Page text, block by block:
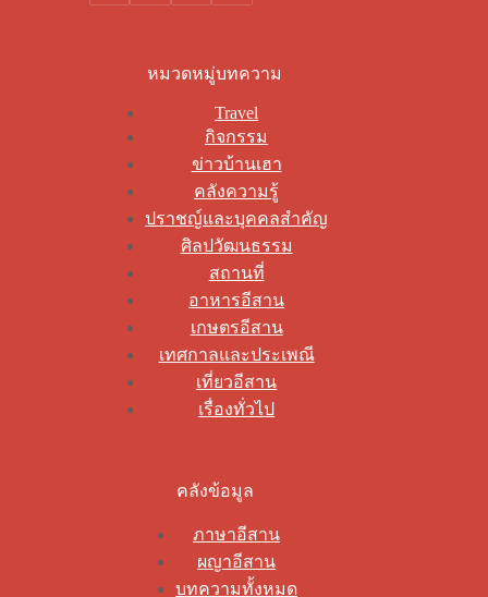
หมวดหมู่บทความ
Travel
กิจกรรม
ข่าวบ้านเฮา
คลังความรู้
ปราชญ์และบุคคลสำคัญ
ศิลปวัฒนธรรม
สถานที่
อาหารอีสาน
เกษตรอีสาน
เทศกาลและประเพณี
เที่ยวอีสาน
เรื่องทั่วไป
คลังข้อมูล
ภาษาอีสาน
ผญาอีสาน
บทความทั้งหมด